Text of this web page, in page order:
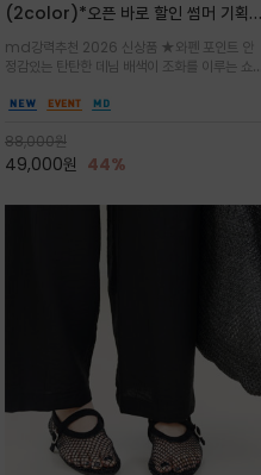
(2color)*오픈 바로 할인 썸머 기획
말 모임룩, 여행룩까지 ~
md강력추천 2026 신상품 ★와펜 포인트 안
정감있는 탄탄한 데님 배색이 조화를 이루는 쇼
클래식한 네이비·아이보리 스트라이프와 산뜻한
88,000원
49,000원 44%